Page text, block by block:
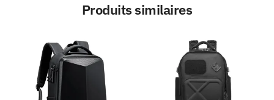
Produits similaires